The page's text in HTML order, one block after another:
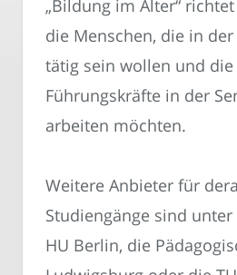
„Bildung im Alter“
die Menschen, die in
tätig sein wollen und die
Führungskräfte in der
arbeiten möchten.
Weitere Anbieter für
Studiengänge sind
HU Berlin, die